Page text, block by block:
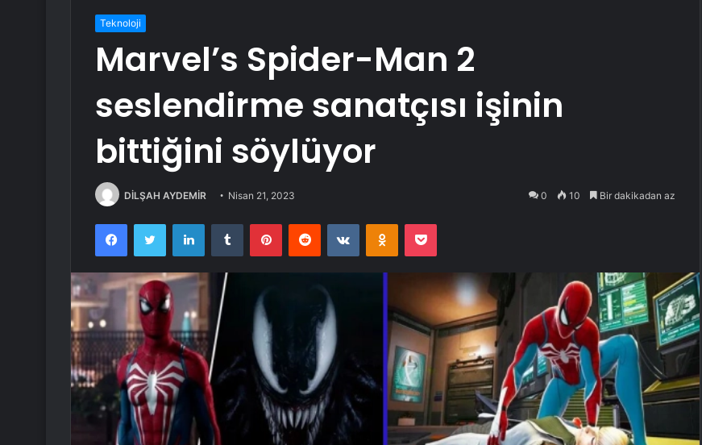
Teknoloji
Marvel’s Spider-Man 2
seslendirme sanatçısı işinin
bittiğini söylüyor
DİLŞAH AYDEMİR Nisan 21, 2023 0 10 Bir dakikadan az
FacebookTwitter LinkedInTumblr PinterestReddit VKontakteOdnoklassniki
Pocket